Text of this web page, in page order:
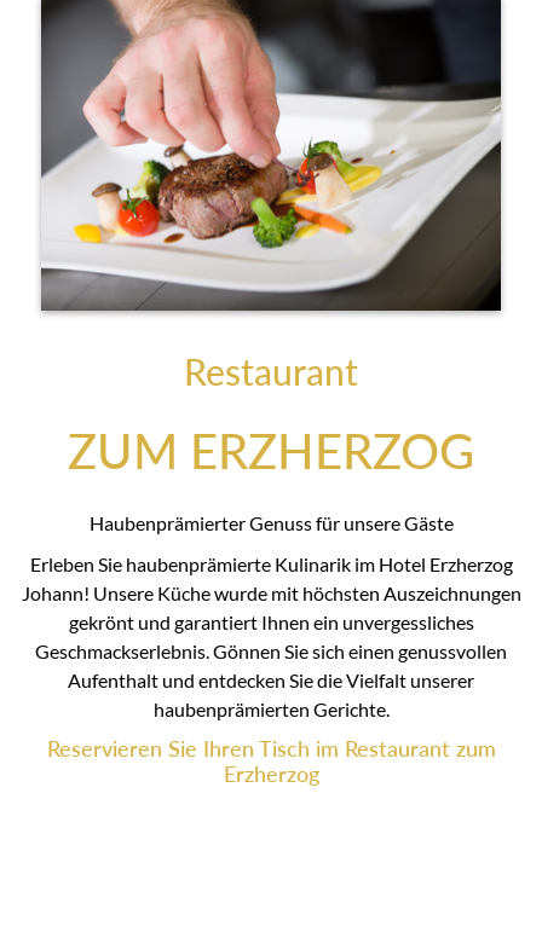
Restaurant
ZUM ERZHERZOG
Haubenprämierter Genuss für unsere Gäste
Erleben Sie haubenprämierte Kulinarik im Hotel Erzherzog
Johann! Unsere Küche wurde mit höchsten Auszeichnungen
gekrönt und garantiert Ihnen ein unvergessliches
Geschmackserlebnis. Gönnen Sie sich einen genussvollen
Aufenthalt und entdecken Sie die Vielfalt unserer
haubenprämierten Gerichte.
Reservieren Sie Ihren Tisch im Restaurant zum
Erzherzog